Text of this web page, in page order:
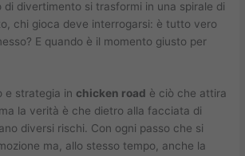
di divertimento si trasformi in una spirale di
chi gioca deve interrogarsi: è tutto vero
E quando è il momento giusto per
e strategia in chicken road è ciò che attira
la verità è che dietro alla facciata di
diversi rischi. Con ogni passo che si
ma, allo stesso tempo, anche la